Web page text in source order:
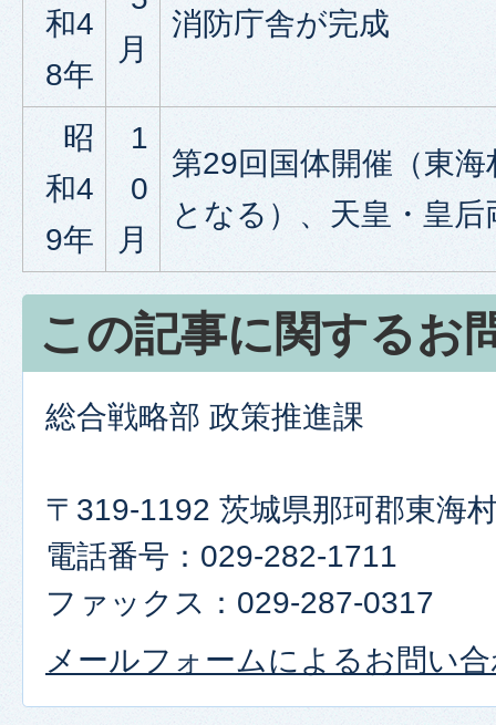
和4
8年
月
消防庁舎が完成
昭
和4
9年
1
0
月
第29回国体開催（東
となる）、天皇・皇
この記事に関するお
総合戦略部 政策推進課
〒319-1192 茨城県那珂郡東海
電話番号：029-282-1711
ファックス：029-287-0317
メールフォームによるお問い